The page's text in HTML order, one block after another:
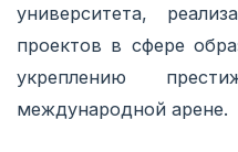
университета,
проектов в сфере
укреплению
международной арене.